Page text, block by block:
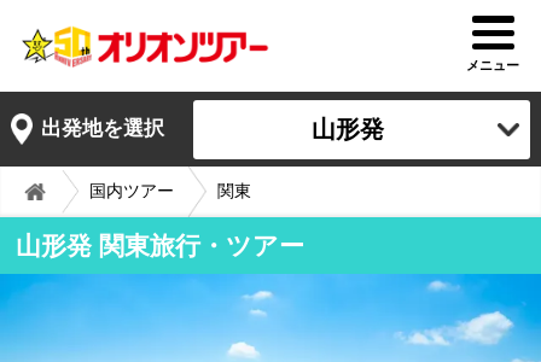
メニュー
出発地を選択 山形発
国内ツアー 関東
山形発 関東旅行・ツアー